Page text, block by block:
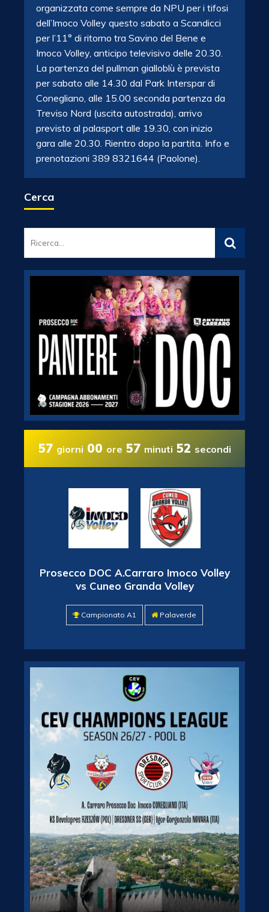
organizzata come sempre da NPU per i tifosi
dell’Imoco Volley questo sabato a Scandicci
per l’11° di ritorno tra Savino del Bene e
Imoco Volley, anticipo televisivo delle 20.30.
La partenza del pullman gialloblù è prevista
per sabato alle 14.30 dal Park Interspar di
Conegliano, alle 15.00 seconda partenza da
Treviso Nord (uscita autostrada), arrivo
previsto al palasport alle 19.30, con inizio
gara alle 20.30. Rientro dopo la partita. Info e
prenotazioni 389 8321644 (Paolone).
Cerca
57 giorni 00 ore 57 minuti 52 secondi
Prosecco DOC A.Carraro Imoco Volley
vs Cuneo Granda Volley
Campionato A1 Palaverde